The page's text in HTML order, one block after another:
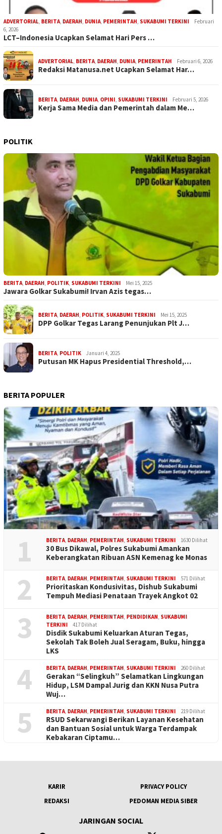
ADVERTORIAL, BERITA, DAERAH, DUNIA, PEMERINTAH, SUKABUMI TERKINI
Februari
6, 2026
LCT–Indonesia Ucapkan Selamat Hari Pers …
ADVERTORIAL, BERITA, DAERAH, DUNIA, PEMERINTAH Februari 6, 2026
Redaksi Matanusa.net Ucapkan Selamat Har…
BERITA, DAERAH, DUNIA, OPINI, SUKABUMI TERKINI Februari 5, 2026
Kerja Sama Media dan Pemerintah dalam Me…
POLITIK
BERITA, DAERAH, POLITIK, SUKABUMI TERKINI Mei 15, 2025
Jawara Golkar Sukabumi! Irvan Azis tegas…
BERITA, DAERAH, POLITIK, SUKABUMI TERKINI Mei 15, 2025
DPP Golkar Tegas Larang Penunjukan Plt J…
BERITA, POLITIK Januari 4, 2025
Putusan MK Hapus Presidential Threshold,…
BERITA POPULER
1 BERITA, DAERAH, PEMERINTAH, SUKABUMI TERKINI 1630 Dilihat
30 Bus Dikawal, Polres Sukabumi Amankan
Keberangkatan Ribuan ASN Kemenag ke Monas
2 BERITA, DAERAH, PEMERINTAH, SUKABUMI TERKINI 571 Dilihat
Prioritaskan Kondusivitas, Dishub Sukabumi
Tempuh Mediasi Penataan Trayek Angkot 02
3 BERITA, DAERAH, PEMERINTAH, PENDIDIKAN, SUKABUMI
TERKINI
417 Dilihat
Disdik Sukabumi Keluarkan Aturan Tegas,
Sekolah Tak Boleh Jual Seragam, Buku, hingga
LKS
4 BERITA, DAERAH, PEMERINTAH, SUKABUMI TERKINI 260 Dilihat
Gerakan “Selingkuh” Selamatkan Lingkungan
Hidup, LSM Dampal Jurig dan KKN Nusa Putra
Wuj…
5 BERITA, DAERAH, PEMERINTAH, SUKABUMI TERKINI 219 Dilihat
RSUD Sekarwangi Berikan Layanan Kesehatan
dan Bantuan Sosial untuk Warga Terdampak
Kebakaran Ciptamu…
KARIR
PRIVACY POLICY
REDAKSI
PEDOMAN MEDIA SIBER
JARINGAN SOCIAL